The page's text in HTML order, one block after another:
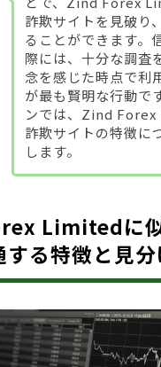
詐欺サイトを見破り
ることができます。
際には、十分な調査
念を感じた時点で利
が最も賢明な行動で
ンでは、Zind
詐欺サイトの特徴に
します。
Limitedに
する特徴と見